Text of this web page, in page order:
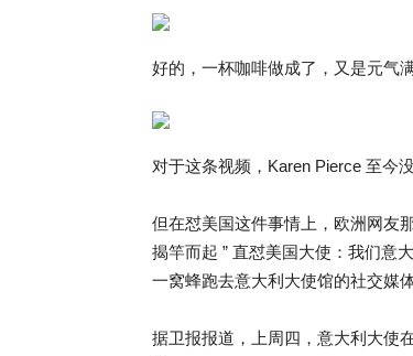
好的，一杯咖啡做成了，又是元气
对于这条视频，Karen Pierce 至今没
但在怼美国这件事情上，欧洲网友
揭竿而起 ” 直怼美国大使：我们意
一窝蜂跑去意大利大使馆的社交媒
据卫报报道，上周四，意大利大使